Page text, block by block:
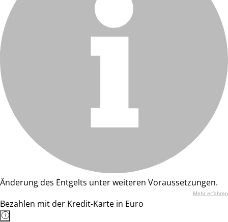
Änderung des Entgelts unter weiteren Voraussetzungen.
Mehr erfahren
Bezahlen mit der Kredit-Karte in Euro